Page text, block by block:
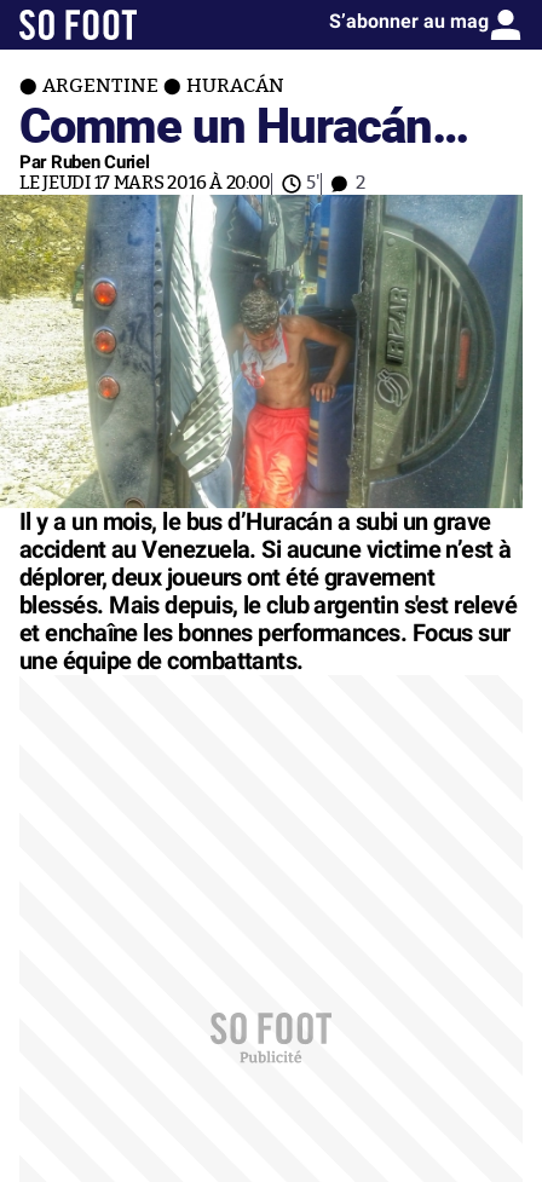
S’abonner au mag
ARGENTINE HURACÁN
Comme un Huracán…
Par Ruben Curiel
LE JEUDI 17 MARS 2016 À 20:00 5' 2
Il y a un mois, le bus d’Huracán a subi un grave
accident au Venezuela. Si aucune victime n’est à
déplorer, deux joueurs ont été gravement
blessés. Mais depuis, le club argentin s'est relevé
et enchaîne les bonnes performances. Focus sur
une équipe de combattants.